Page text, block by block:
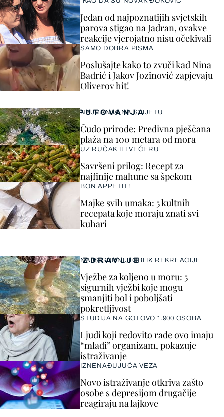
Jedan od najpoznatijih svjetskih
parova stigao na Jadran, ovakve
reakcije vjerojatno nisu očekivali
SAMO DOBRA PISMA
Poslušajte kako to zvuči kad Nina
Badrić i Jakov Jozinović zapjevaju
Oliverov hit!
ZDRAVLJE
NAJSIGURNIJI OBLIK REKREACIJE
Vježbe za koljeno u moru: 5
sigurnih vježbi koje mogu
smanjiti bol i poboljšati
pokretljivost
STUDIJA NA GOTOVO 1.900 OSOBA
Ljudi koji redovito rade ovo imaju
“mlađi” organizam, pokazuje
istraživanje
IZNENAĐUJUĆA VEZA
Novo istraživanje otkriva zašto
osobe s depresijom drugačije
reagiraju na lajkove
PUTOVANJA
NAJMANJA NA SVIJETU
Čudo prirode: Predivna pješčana
plaža na 100 metara od mora
UZ RUČAK ILI VEČERU
Savršeni prilog: Recept za
najfinije mahune sa špekom
BON APPETIT!
Majke svih umaka: 5 kultnih
recepata koje moraju znati svi
kuhari